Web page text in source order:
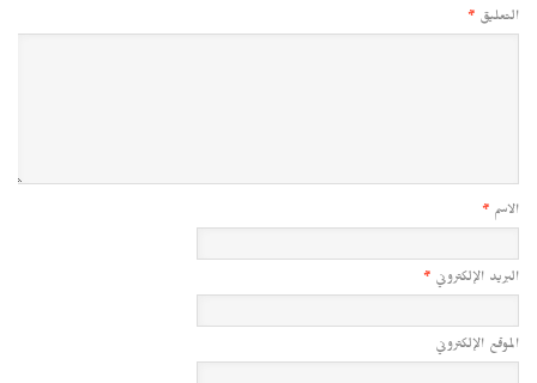
التعليق *
الاسم *
البريد الإلكتروني *
الموقع الإلكتروني